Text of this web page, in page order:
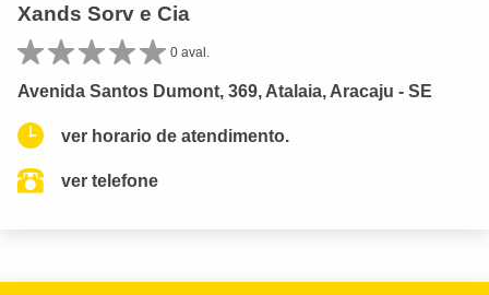
Xands Sorv e Cia
0 aval.
Avenida Santos Dumont, 369, Atalaia, Aracaju - SE
ver horario de atendimento.
ver telefone